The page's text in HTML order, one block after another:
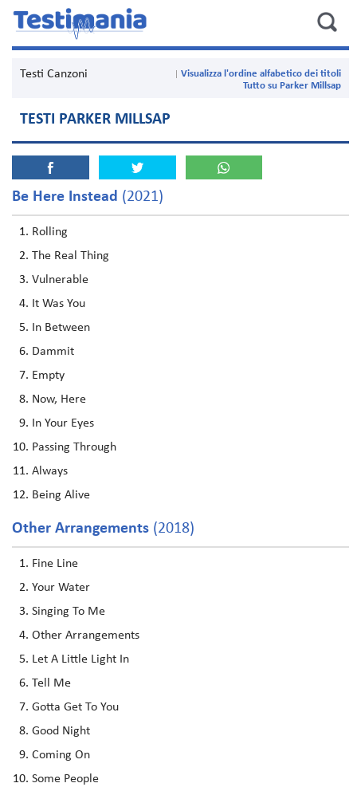
Testi Canzoni
Visualizza l'ordine alfabetico dei titoli
Tutto su Parker Millsap
TESTI PARKER MILLSAP
Be Here Instead (2021)
Rolling
The Real Thing
Vulnerable
It Was You
In Between
Dammit
Empty
Now, Here
In Your Eyes
Passing Through
Always
Being Alive
Other Arrangements (2018)
Fine Line
Your Water
Singing To Me
Other Arrangements
Let A Little Light In
Tell Me
Gotta Get To You
Good Night
Coming On
Some People